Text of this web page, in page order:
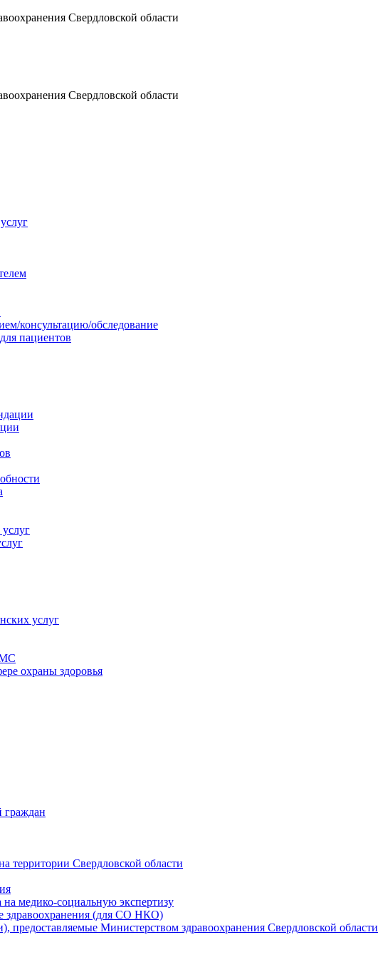
Свердловской области
Свердловской области
консультацию/обследование
пациентов
услуг
охраны здоровья
граждан
территории Свердловской области
медико-социальную экспертизу
здравоохранения (для СО НКО)
предоставляемые Министерством здравоохранения Свердловской области